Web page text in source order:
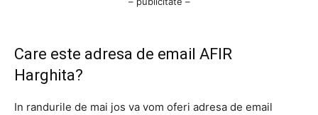
Care este adresa de email AFIR
Harghita?
In randurile de mai jos va vom oferi adresa de email